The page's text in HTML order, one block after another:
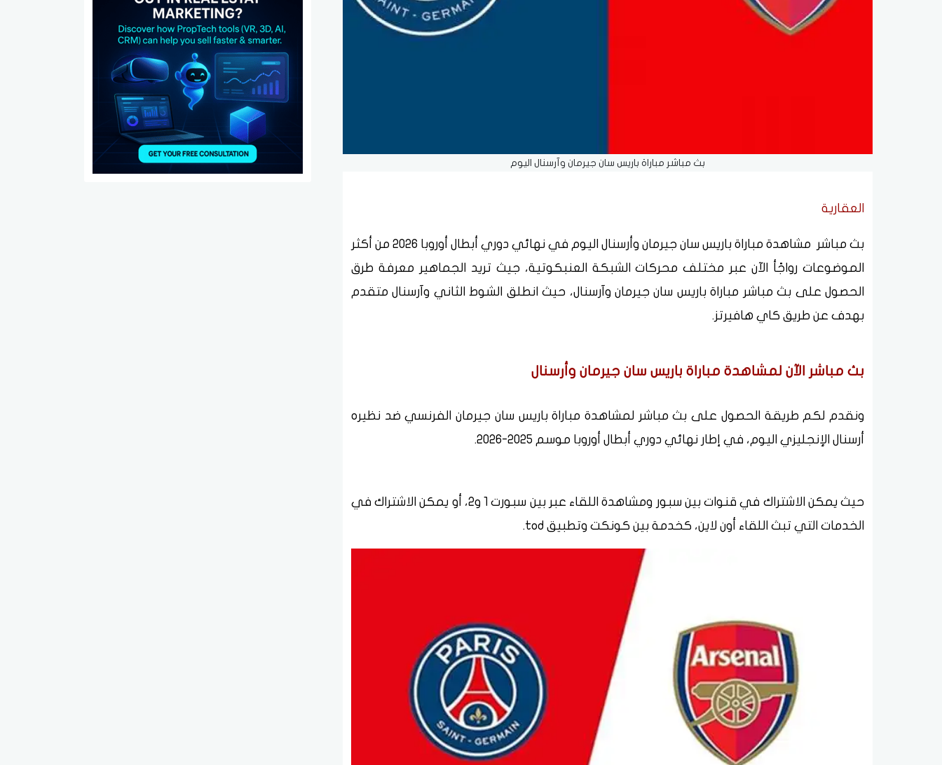
بث مباشر مباراة باريس سان جيرمان وآرسنال اليوم
العقارية
بث مباشر مشاهدة مباراة باريس سان جيرمان وأرسنال اليوم في نهائي دوري أبطال أوروبا 2026 من أكثر
الموضوعات رواجًأ الآن عبر مختلف محركات الشبكة العنبكوتية، جيث تريد الجماهير معرفة طرق
الحصول على بث مباشر مباراة باريس سان جيرمان وآرسنال، حيث انطلق الشوط الثاني وآرسنال متقدم
بهدف عن طريق كاي هافيرتز.
بث مباشر الآن لمشاهدة مباراة باريس سان جيرمان وأرسنال
ونقدم لكم طريقة الحصول على بث مباشر لمشاهدة مباراة باريس سان جيرمان الفرنسي ضد نظيره
أرسنال الإنجليزي اليوم، في إطار نهائي دوري أبطال أوروبا موسم 2025-2026.
حيث يمكن الاشتراك في قنوات بين سبور ومشاهدة اللقاء عبر بين سبورت 1 و2، أو يمكن الاشتراك في
الخدمات التي تبث اللقاء أون لاين، كخدمة بين كونكت وتطبيق tod.